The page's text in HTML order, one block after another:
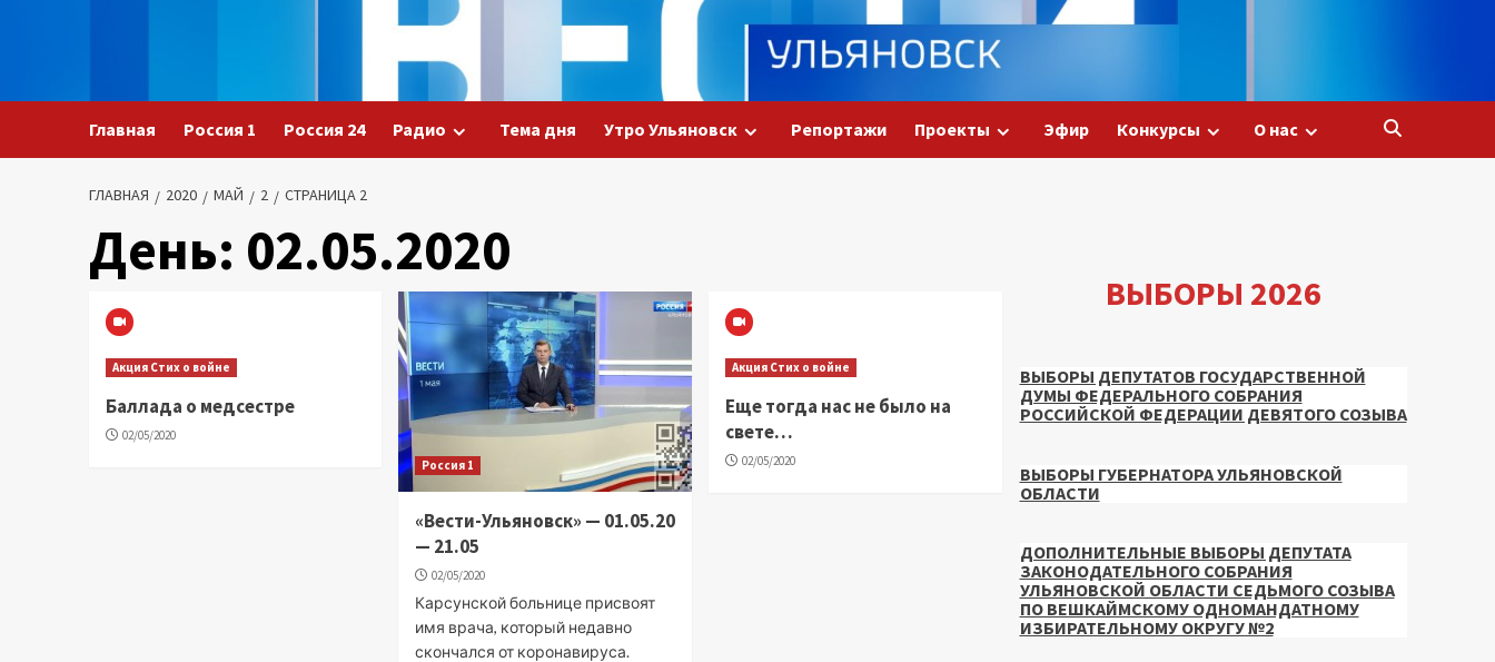
Главная Россия 1 Россия 24 Радио Тема дня Утро Ульяновск Репортажи Проекты Эфир Конкурсы О нас
ГЛАВНАЯ 2020 МАЙ 2 СТРАНИЦА 2
День: 02.05.2020
Акция Стих о войне
Баллада о медсестре
02/05/2020
Россия 1
«Вести-Ульяновск» — 01.05.20
— 21.05
02/05/2020
Карсунской больнице присвоят
имя врача, который недавно
скончался от коронавируса.
Акция Стих о войне
Еще тогда нас не было на
свете…
02/05/2020
ВЫБОРЫ 2026
ВЫБОРЫ ДЕПУТАТОВ ГОСУДАРСТВЕННОЙ
ДУМЫ ФЕДЕРАЛЬНОГО СОБРАНИЯ
РОССИЙСКОЙ ФЕДЕРАЦИИ ДЕВЯТОГО СОЗЫВА
ВЫБОРЫ ГУБЕРНАТОРА УЛЬЯНОВСКОЙ
ОБЛАСТИ
ДОПОЛНИТЕЛЬНЫЕ ВЫБОРЫ ДЕПУТАТА
ЗАКОНОДАТЕЛЬНОГО СОБРАНИЯ
УЛЬЯНОВСКОЙ ОБЛАСТИ СЕДЬМОГО СОЗЫВА
ПО ВЕШКАЙМСКОМУ ОДНОМАНДАТНОМУ
ИЗБИРАТЕЛЬНОМУ ОКРУГУ №2